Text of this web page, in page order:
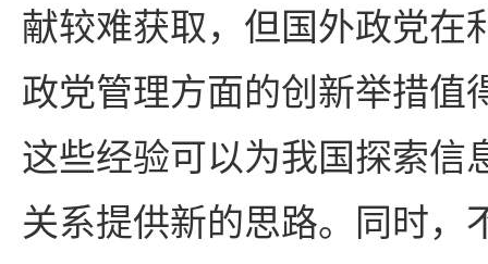
献较难获取，但国外政党在
政党管理方面的创新举措值
这些经验可以为我国探索信
关系提供新的思路。同时，